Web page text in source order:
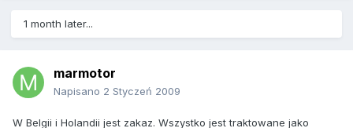
1 month later...
marmotor
Napisano 2 Styczeń 2009
W Belgii i Holandii jest zakaz. Wszystko jest traktowane jako